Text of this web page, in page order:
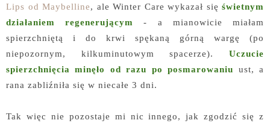
Lips od Maybelline, ale Winter Care wykazał się świetnym
działaniem regenerującym
- a mianowicie miałam
spierzchniętą i do krwi spękaną górną wargę (po
niepozornym, kilkuminutowym spacerze). Uczucie
spierzchnięcia minęło od razu po posmarowaniu ust, a
rana zabliźniła się w niecałe 3 dni.
Tak więc nie pozostaje mi nic innego, jak zgodzić się z